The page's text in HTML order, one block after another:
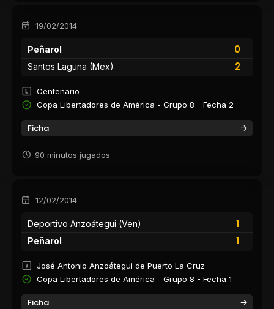
19/02/2014
Peñarol
0
2
Santos Laguna (Mex)
Centenario
Copa Libertadores de América - Grupo 8 - Fecha 2
Ficha
90 minutos jugados
12/02/2014
Deportivo Anzoátegui (Ven)
1
1
Peñarol
José Antonio Anzoátegui de Puerto La Cruz
Copa Libertadores de América - Grupo 8 - Fecha 1
Ficha